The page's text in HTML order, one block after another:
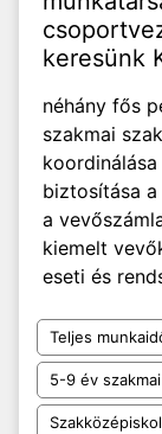
keresünk
néhány fős
szakmai
biztosítása
a
kiemelt
eseti és
Teljes
5-9 év